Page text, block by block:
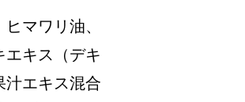
マワリ油、
エキス（デキ
汁エキス混合